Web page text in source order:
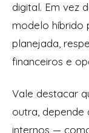
digital. Em vez
modelo híbrido
planejada,
financeiros e
Vale destacar
outra, depende
internos —